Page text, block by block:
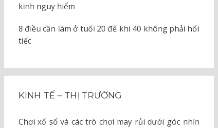
kinh nguy hiểm
8 điều cần làm ở tuổi 20 để khi 40 không phải hối
tiếc
KINH TẾ – THỊ TRƯỜNG
Chơi xổ số và các trò chơi may rủi dưới góc nhìn